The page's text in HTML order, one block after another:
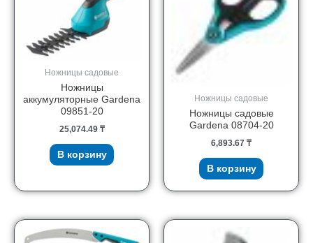
Ножницы садовые
Ножницы
аккумуляторные Gardena
09851-20
25,074.49 ₸
В корзину
Ножницы садовые
Ножницы садовые
Gardena 08704-20
6,893.67 ₸
В корзину